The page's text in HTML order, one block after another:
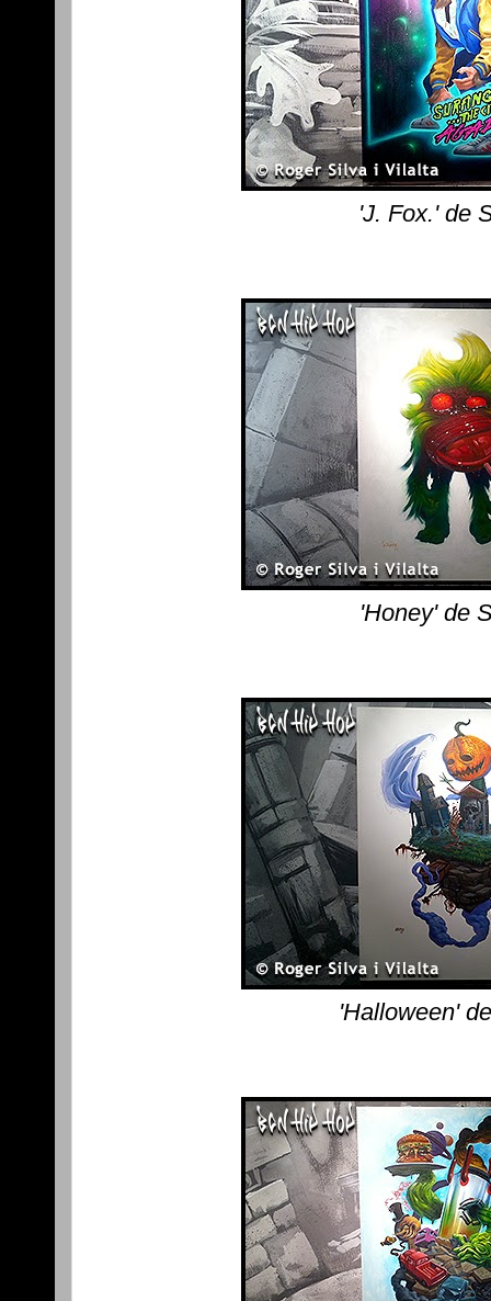
'J. Fox.' de
'Honey' de
'Halloween'